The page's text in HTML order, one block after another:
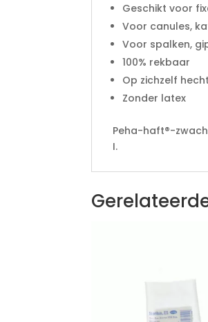
Geschikt voor
Voor canules,
Voor spalken,
100% rekbaar
Op zichzelf
Zonder latex
Peha-haft®-
I.